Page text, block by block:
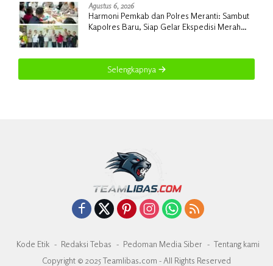
Agustus 6, 2026
Harmoni Pemkab dan Polres Meranti: Sambut
Kapolres Baru, Siap Gelar Ekspedisi Merah
Selengkapnya
Kode Etik Redaksi Tebas Pedoman Media Siber
Tentang kami
Copyright © 2025 Teamlibas.com - All Rights Reserved